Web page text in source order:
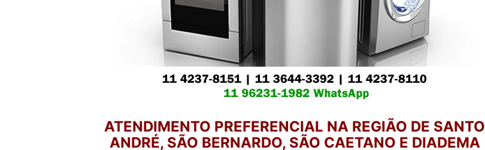
ATENDIMENTO PREFERENCIAL NA REGIÃO DE SANTO
ANDRÉ, SÃO BERNARDO, SÃO CAETANO E DIADEMA